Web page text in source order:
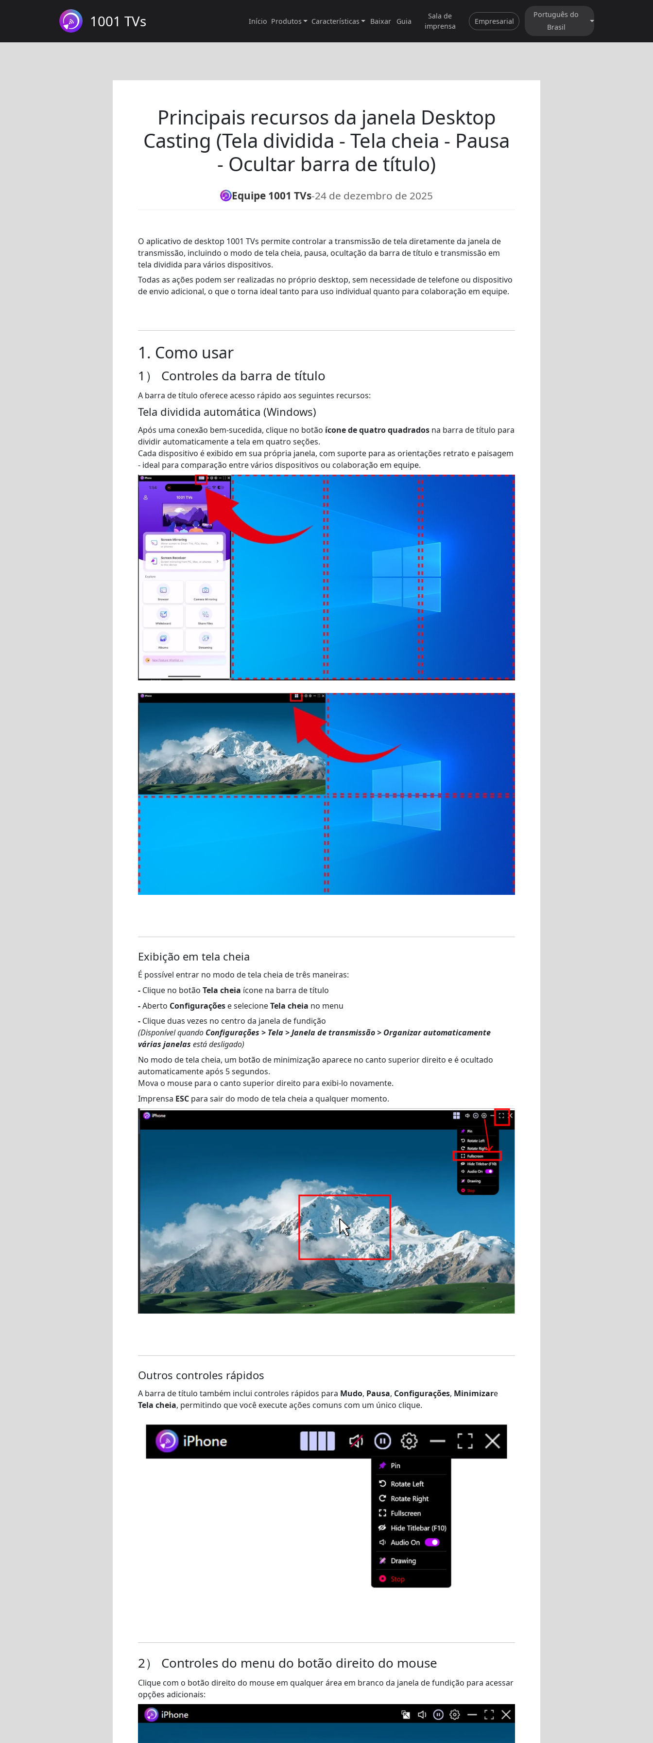
1001 TVs Início Produtos Características Baixar Guia
Sala de
imprensa
Empresarial
Português do
Brasil
Principais recursos da janela Desktop
Casting (Tela dividida - Tela cheia - Pausa
- Ocultar barra de título)
Equipe 1001 TVs-24 de dezembro de 2025
O aplicativo de desktop 1001 TVs permite controlar a transmissão de tela diretamente da janela de
transmissão, incluindo o modo de tela cheia, pausa, ocultação da barra de título e transmissão em
tela dividida para vários dispositivos.
Todas as ações podem ser realizadas no próprio desktop, sem necessidade de telefone ou dispositivo
de envio adicional, o que o torna ideal tanto para uso individual quanto para colaboração em equipe.
1. Como usar
1） Controles da barra de título
A barra de título oferece acesso rápido aos seguintes recursos:
Tela dividida automática (Windows)
Após uma conexão bem-sucedida, clique no botão ícone de quatro quadrados na barra de título para
dividir automaticamente a tela em quatro seções.
Cada dispositivo é exibido em sua própria janela, com suporte para as orientações retrato e paisagem
- ideal para comparação entre vários dispositivos ou colaboração em equipe.
Exibição em tela cheia
É possível entrar no modo de tela cheia de três maneiras:
- Clique no botão Tela cheia ícone na barra de título
-Aberto Configurações e selecioneTela cheia no menu
- Clique duas vezes no centro da janela de fundição
(Disponível quando Configurações > Tela > Janela de transmissão > Organizar automaticamente
várias janelas está desligado)
No modo de tela cheia, um botão de minimização aparece no canto superior direito e é ocultado
automaticamente após 5 segundos.
Mova o mouse para o canto superior direito para exibi-lo novamente.
Imprensa ESC para sair do modo de tela cheia a qualquer momento.
Outros controles rápidos
A barra de título também inclui controles rápidos para Mudo, Pausa, Configurações, Minimizare
Tela cheia, permitindo que você execute ações comuns com um único clique.
2） Controles do menu do botão direito do mouse
Clique com o botão direito do mouse em qualquer área em branco da janela de fundição para acessar
opções adicionais: